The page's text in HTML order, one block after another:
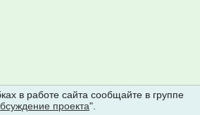
в работе сайта сообщайте в группе
проекта".